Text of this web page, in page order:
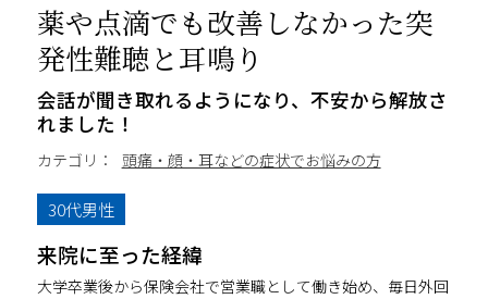
薬や点滴でも改善しなかった突
発性難聴と耳鳴り
会話が聞き取れるようになり、不安から解放さ
れました！
カテゴリ： 頭痛・顔・耳などの症状でお悩みの方
30代男性
来院に至った経緯
大学卒業後から保険会社で営業職として働き始め、毎日外回